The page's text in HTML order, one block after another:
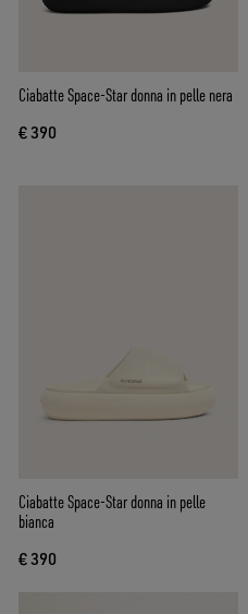
Ciabatte Space-Star donna in pelle nera
€ 390
Ciabatte Space-Star donna in pelle
bianca
€ 390